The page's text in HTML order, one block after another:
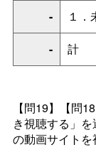
-
１．
-
計
【問19】【問
き視聴する」
の動画サイトを